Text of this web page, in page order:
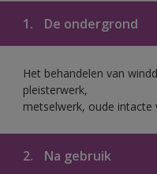
1. De ondergrond
Het behandelen van
pleisterwerk,
metselwerk, oude intacte
2. Na gebruik